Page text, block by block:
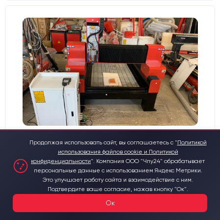
Фрезерный станок с ЧПУ
900x1500x400mm
Материалы для обработки:
Рабочее поле фрезерного станка, мм:
Продолжая использовать сайт, вы соглашаетесь с "Политикой
использования файлов cookie и Политикой
конфиденциальности". Компания ООО "Чпу24" обрабатывает
персональные данные с использованием Яндекс Метрики.
Это улучшает работу сайта и взаимодействие с ним.
Подтвердите ваше согласие, нажав кнопку "Ок".
Ок